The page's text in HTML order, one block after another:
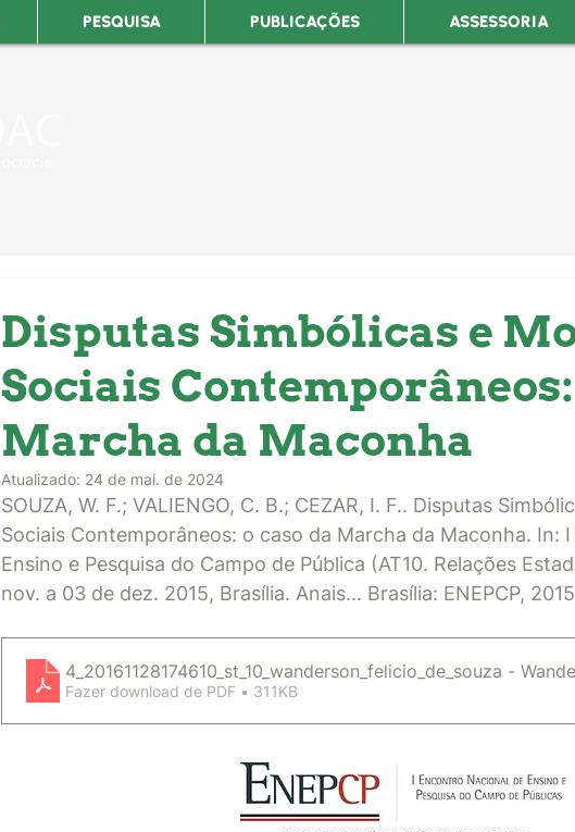
PESQUISA PUBLICAÇÕES ASSESSORIA
Disputas Simbólicas e
Sociais Contemporâneos:
Marcha da Maconha
Atualizado: 24 de mai. de 2024
SOUZA, W. F.; VALIENGO, C. B.; CEZAR, I. F.. Disputas
Sociais Contemporâneos: o caso da Marcha da Maconha. In:
Ensino e Pesquisa do Campo de Pública (AT10. Relações
nov. a 03 de dez. 2015, Brasília. Anais... Brasília: ENEPCP,
4_20161128174610_st_10_wanderson_felicio_de_souza -
Fazer download de PDF • 311KB